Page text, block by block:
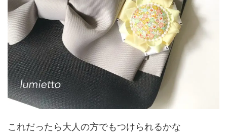
これだったら大人の方でもつけられるかな